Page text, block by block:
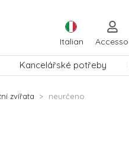
Italian Accesso
Kancelářské potřeby
zvířata neurčeno